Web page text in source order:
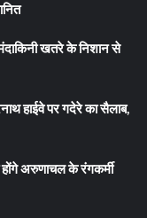
खतरे के निशान से
हाईवे पर गदेरे का सैलाब,
अरुणाचल के रंगकर्मी